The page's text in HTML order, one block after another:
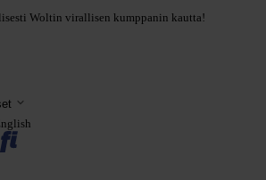
Woltin virallisen kumppanin kautta!